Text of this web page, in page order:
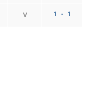
V 1 - 1